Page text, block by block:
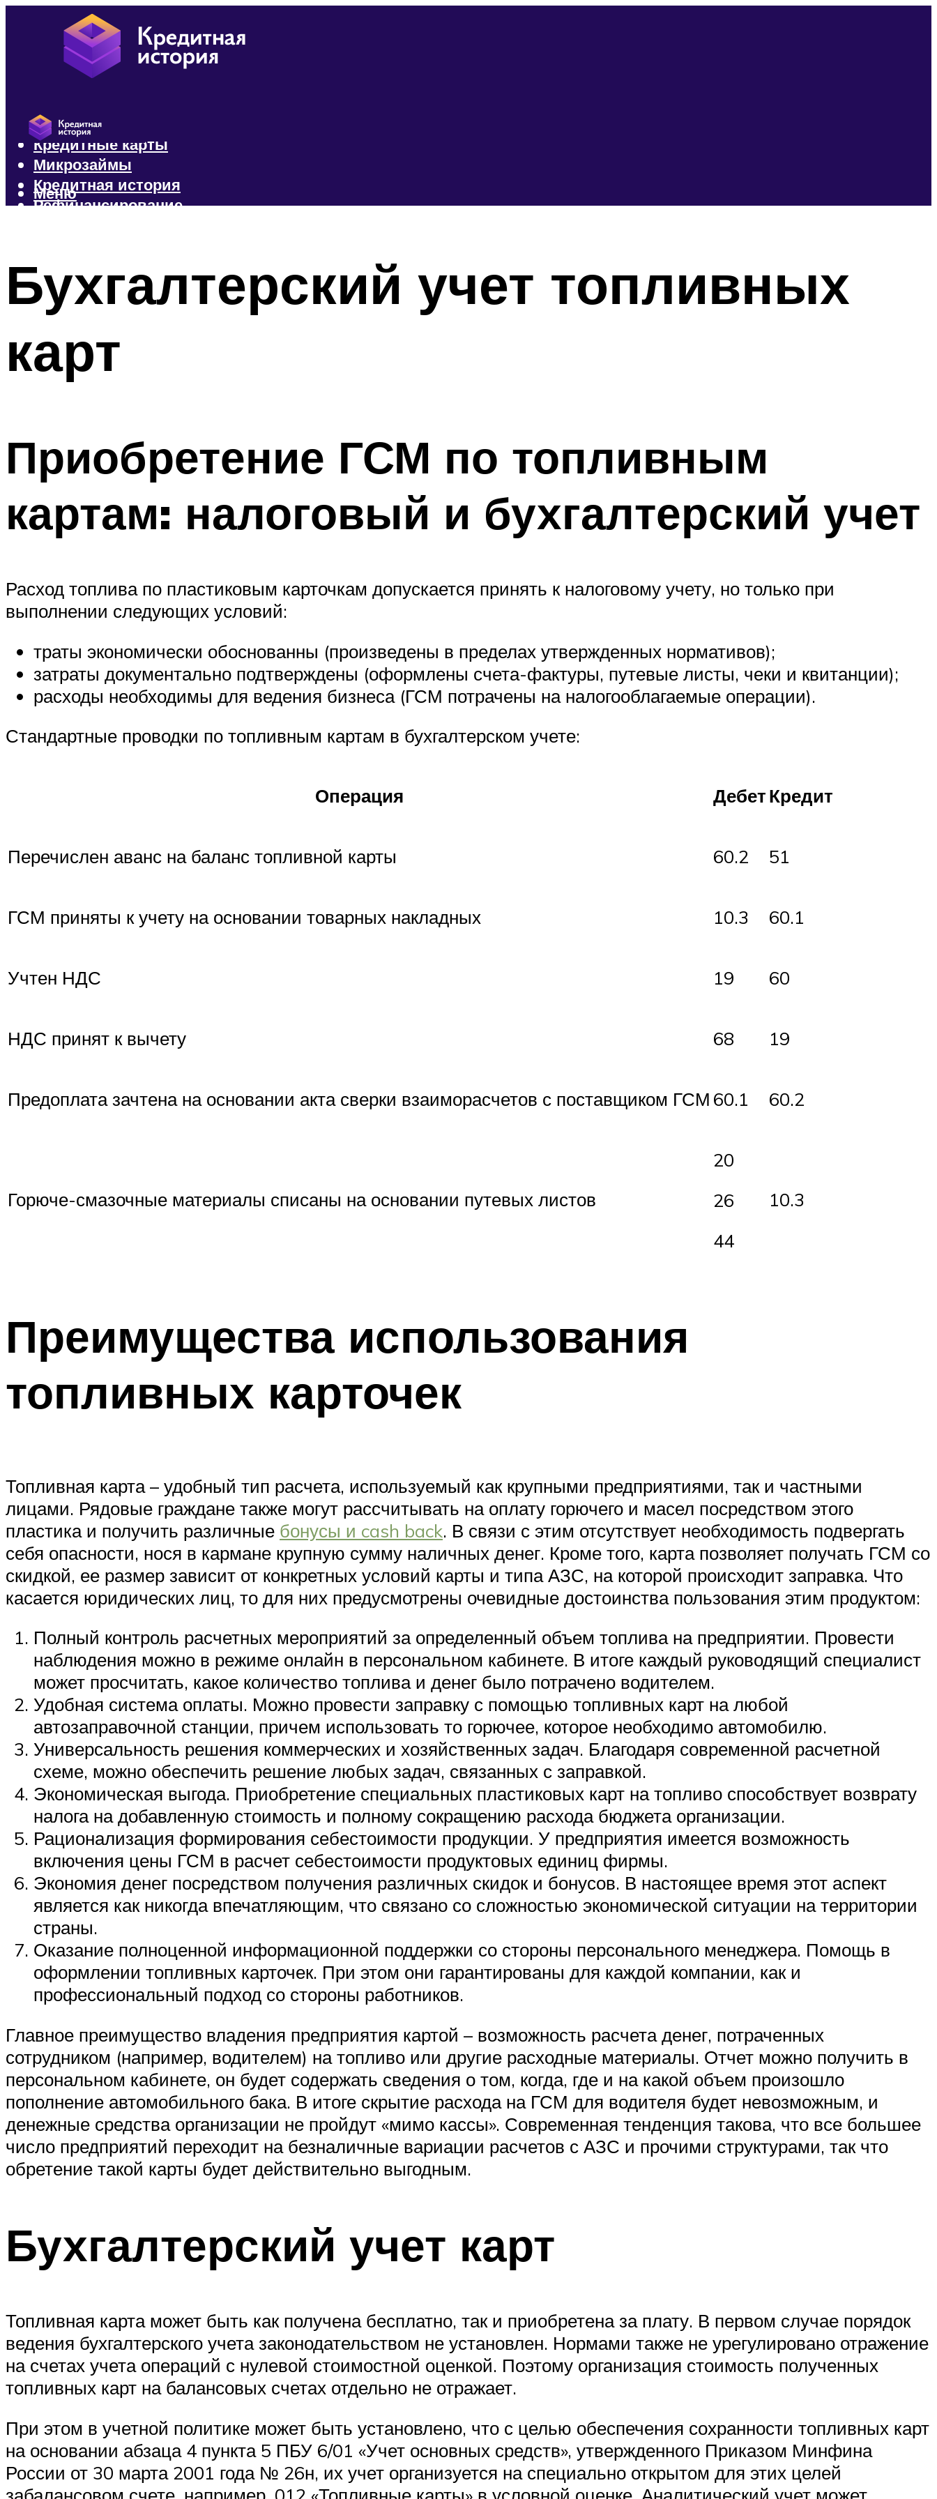
Кредиты
Кредитные карты
Микрозаймы
Кредитная история
Рефинансирование
Меню
Бухгалтерский учет топливных
карт
Приобретение ГСМ по топливным
картам: налоговый и бухгалтерский учет
Расход топлива по пластиковым карточкам допускается принять к налоговому учету, но только при
выполнении следующих условий:
траты экономически обоснованны (произведены в пределах утвержденных нормативов);
затраты документально подтверждены (оформлены счета-фактуры, путевые листы, чеки и квитанции);
расходы необходимы для ведения бизнеса (ГСМ потрачены на налогооблагаемые операции).
Стандартные проводки по топливным картам в бухгалтерском учете:
Операция ДебетКредит
Перечислен аванс на баланс топливной карты 60.2 51
ГСМ приняты к учету на основании товарных накладных 10.3 60.1
Учтен НДС 19 60
НДС принят к вычету 68 19
Предоплата зачтена на основании акта сверки взаиморасчетов с поставщиком ГСМ 60.1 60.2
Горюче-смазочные материалы списаны на основании путевых листов
20
26
44
10.3
Преимущества использования
топливных карточек
Топливная карта – удобный тип расчета, используемый как крупными предприятиями, так и частными
лицами. Рядовые граждане также могут рассчитывать на оплату горючего и масел посредством этого
пластика и получить различные бонусы и cash back. В связи с этим отсутствует необходимость подвергать
себя опасности, нося в кармане крупную сумму наличных денег. Кроме того, карта позволяет получать ГСМ со
скидкой, ее размер зависит от конкретных условий карты и типа АЗС, на которой происходит заправка. Что
касается юридических лиц, то для них предусмотрены очевидные достоинства пользования этим продуктом:
Полный контроль расчетных мероприятий за определенный объем топлива на предприятии. Провести
наблюдения можно в режиме онлайн в персональном кабинете. В итоге каждый руководящий специалист
может просчитать, какое количество топлива и денег было потрачено водителем.
Удобная система оплаты. Можно провести заправку с помощью топливных карт на любой
автозаправочной станции, причем использовать то горючее, которое необходимо автомобилю.
Универсальность решения коммерческих и хозяйственных задач. Благодаря современной расчетной
схеме, можно обеспечить решение любых задач, связанных с заправкой.
Экономическая выгода. Приобретение специальных пластиковых карт на топливо способствует возврату
налога на добавленную стоимость и полному сокращению расхода бюджета организации.
Рационализация формирования себестоимости продукции. У предприятия имеется возможность
включения цены ГСМ в расчет себестоимости продуктовых единиц фирмы.
Экономия денег посредством получения различных скидок и бонусов. В настоящее время этот аспект
является как никогда впечатляющим, что связано со сложностью экономической ситуации на территории
страны.
Оказание полноценной информационной поддержки со стороны персонального менеджера. Помощь в
оформлении топливных карточек. При этом они гарантированы для каждой компании, как и
профессиональный подход со стороны работников.
Главное преимущество владения предприятия картой – возможность расчета денег, потраченных
сотрудником (например, водителем) на топливо или другие расходные материалы. Отчет можно получить в
персональном кабинете, он будет содержать сведения о том, когда, где и на какой объем произошло
пополнение автомобильного бака. В итоге скрытие расхода на ГСМ для водителя будет невозможным, и
денежные средства организации не пройдут «мимо кассы». Современная тенденция такова, что все большее
число предприятий переходит на безналичные вариации расчетов с АЗС и прочими структурами, так что
обретение такой карты будет действительно выгодным.
Бухгалтерский учет карт
Топливная карта может быть как получена бесплатно, так и приобретена за плату. В первом случае порядок
ведения бухгалтерского учета законодательством не установлен. Нормами также не урегулировано отражение
на счетах учета операций с нулевой стоимостной оценкой. Поэтому организация стоимость полученных
топливных карт на балансовых счетах отдельно не отражает.
При этом в учетной политике может быть установлено, что с целью обеспечения сохранности топливных карт
на основании абзаца 4 пункта 5 ПБУ 6/01 «Учет основных средств», утвержденного Приказом Минфина
России от 30 марта 2001 года № 26н, их учет организуется на специально открытом для этих целей
забалансовом счете, например, 012 «Топливные карты» в условной оценке. Аналитический учет может